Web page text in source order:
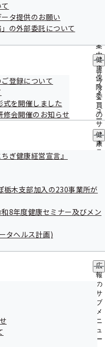
先
一
覧
の
ニ
案
内
の
サ
ブ
メ
ニ
ュ
ー
タ提供のお願い
の外部委託について
健
康
保
険
委
員
の
サ
ブ
メ
ニ
登録について
式を開催しました
会開催のお知らせ
健
康
サ
メ
ニ
ぎ健康経営宣言』
木支部加入の230事業所が
8年度健康セミナー及びメン
タヘルス計画)
広
報
の
サ
ブ
メ
ニ
ュ
ー
の初回面談を実施した
関（以下、「委託機関」
、その際に使用する「案
ョートメッセージ送信元番
ト」を作成する際、掲載
ったことによるもので
した。
しした方には、委託機関